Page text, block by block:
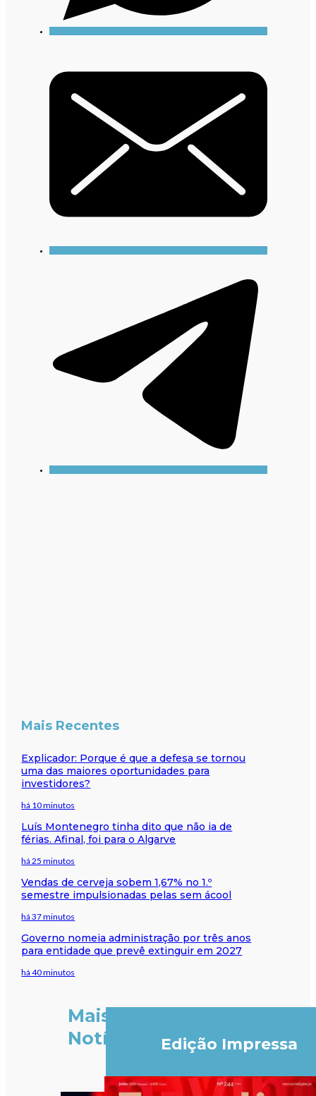
Mais Recentes
Explicador: Porque é que a defesa se tornou
uma das maiores oportunidades para
investidores?
há 10 minutos
Luís Montenegro tinha dito que não ia de
férias. Afinal, foi para o Algarve
há 25 minutos
Vendas de cerveja sobem 1,67% no 1.º
semestre impulsionadas pelas sem ácool
há 37 minutos
Governo nomeia administração por três anos
para entidade que prevê extinguir em 2027
há 40 minutos
Mais
Notícias
Edição Impressa